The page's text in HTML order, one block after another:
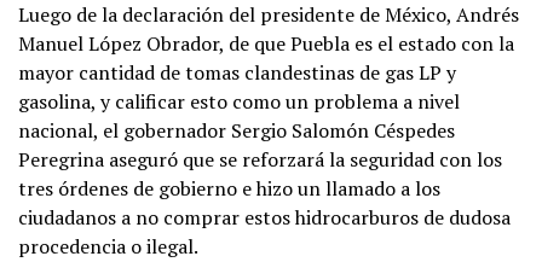
Luego de la declaración del presidente de México, Andrés
Manuel López Obrador, de que Puebla es el estado con la
mayor cantidad de tomas clandestinas de gas LP y
gasolina, y calificar esto como un problema a nivel
nacional, el gobernador Sergio Salomón Céspedes
Peregrina aseguró que se reforzará la seguridad con los
tres órdenes de gobierno e hizo un llamado a los
ciudadanos a no comprar estos hidrocarburos de dudosa
procedencia o ilegal.